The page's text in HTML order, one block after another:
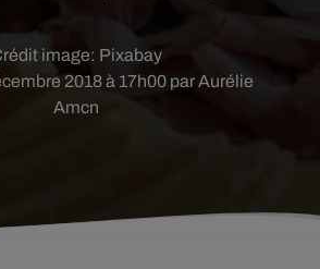
2018 à 17h00 par Aurélie
Amcn
image: Pixabay